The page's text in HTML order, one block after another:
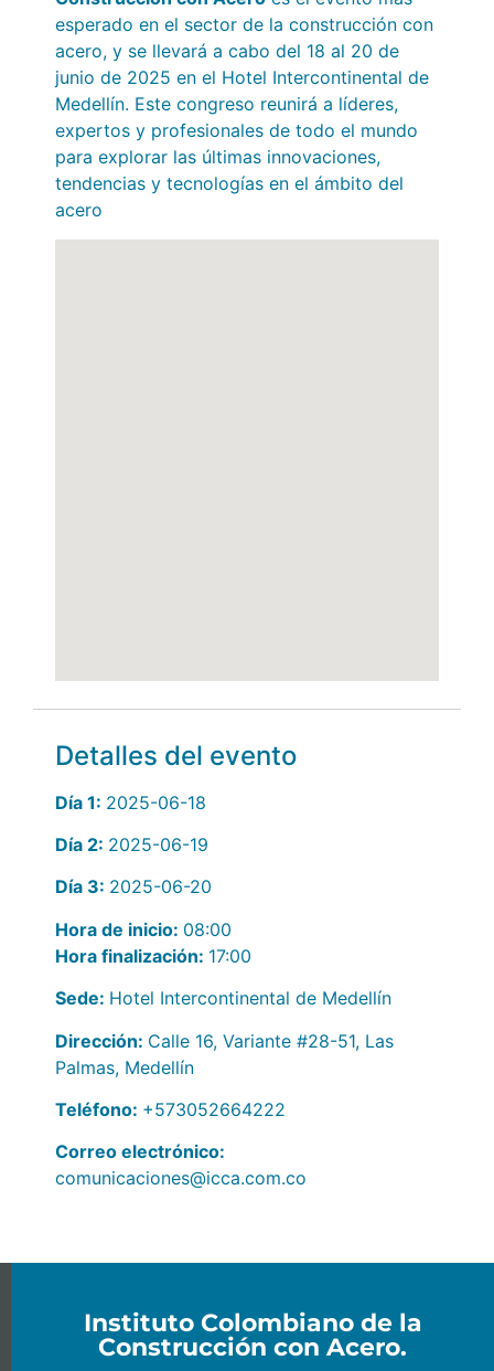
esperado en el sector de la construcción con
acero, y se llevará a cabo del 18 al 20 de
junio de 2025 en el Hotel Intercontinental de
Medellín. Este congreso reunirá a líderes,
expertos y profesionales de todo el mundo
para explorar las últimas innovaciones,
tendencias y tecnologías en el ámbito del
acero
Detalles del evento
Día 1: 2025-06-18
Día 2: 2025-06-19
Día 3: 2025-06-20
Hora de inicio: 08:00
Hora finalización: 17:00
Sede: Hotel Intercontinental de Medellín
Dirección: Calle 16, Variante #28-51, Las
Palmas, Medellín
Teléfono: +573052664222
Correo electrónico:
comunicaciones@icca.com.co
Instituto Colombiano de la
Construcción con Acero.